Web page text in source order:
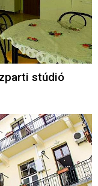
stúdió